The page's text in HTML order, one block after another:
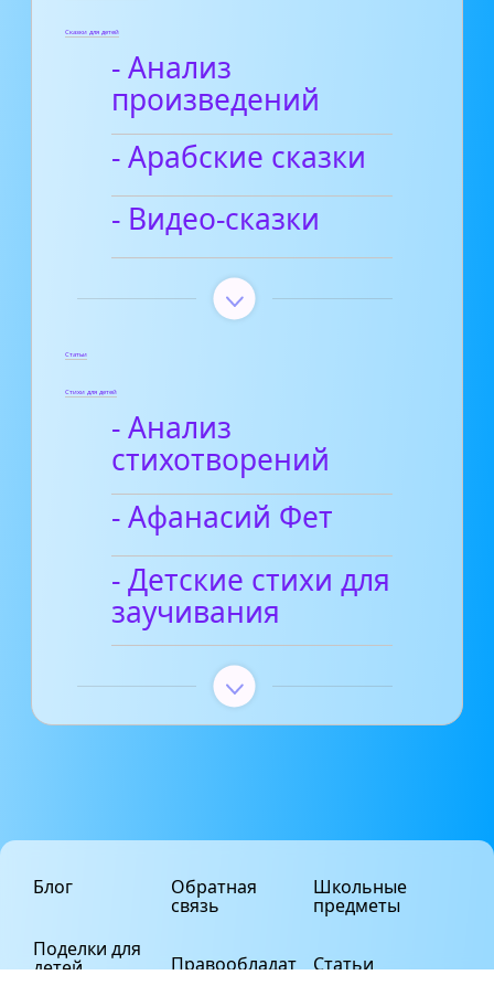
Сказки для детей
- Анализ
произведений
- Арабские сказки
- Видео-сказки
Статьи
Стихи для детей
- Анализ
стихотворений
- Афанасий Фет
- Детские стихи для
заучивания
Блог
Поделки для
детей
Обратная
связь
Правообладат
Школьные
предметы
Статьи